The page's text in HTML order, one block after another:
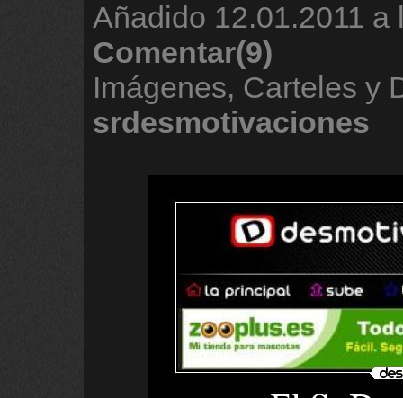
Añadido 12.01.2011 a
Comentar(9)
Imágenes, Carteles y
srdesmotivaciones